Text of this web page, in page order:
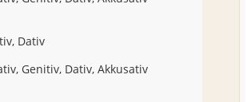
Dativ
Genitiv, Dativ, Akkusativ